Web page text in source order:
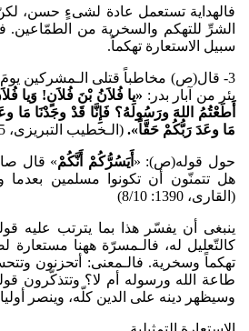
فالهدایة تستعمل عادة لشیءٍ حسن،
الشرِّ للتهکم والسخریة من
سبیل الاستعارة تهکماً.
3- قال(ص) مخاطباً قتلی الـمشرکین یومَ
بئر من آبار بدر: «یا فُلاَنُ بنَ فُلاَنٍ! وَیا
أَطَعتُمُ اللهَ ورَسُولَهُ؟ فَإِنَّا قَدوجَدنَا مَا
مَا وعَدَ رَبُّکُم حَقَّاً». (الـخطیب التبریزی، 1405هـ: 2/1160- 1161)
حول قوله(ص): « أَیَسُرُّکُم أَنَّکُم» قال
هل تتمنّون أن تکونوا مسلمین بعدما
(القاری، 1390: 8/10)
ینبغی أن یفسّر هذا بما یترتب علیه
کالتّعلیل له، فالـمسرّة ههنا مستعارة
تهکماً وسخریة. فالـمعنی: أتحزنون
طاعة الله ورسوله أم لا؟ وتتذکّرون
وسیظهر دینه علی الدین کلّه، وینصر